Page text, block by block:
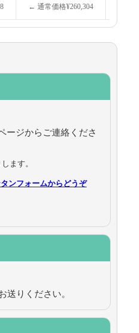
← 通常価格¥260,304
ージからご連絡くださ
ます。
ンフォームからどうぞ
送りください。